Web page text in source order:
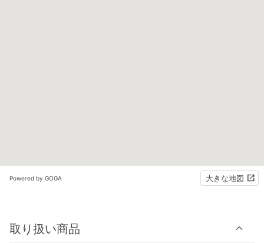
Powered by GOGA 大きな地図
取り扱い商品